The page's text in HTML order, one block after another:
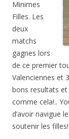
Minimes
Filles. Les
deux
matchs
gagnes lors
de ce premier
Valenciennes et
bons resultats et
comme cela!..
d’avoir navigue
soutenir les filles!